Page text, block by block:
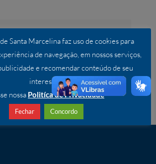
Twitter LinkedIn WhatsApp
mail
Santa Marcelina faz uso de cookies para
de navegação, em nossos serviços,
e recomendar conteúdo de seu
interesse.
nossa Politíca de Privacidade
Fechar Concordo